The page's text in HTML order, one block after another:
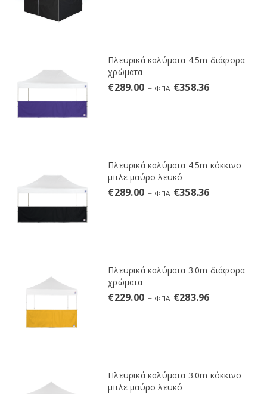
Πλευρικά καλύματα 4.5m διάφορα
χρώματα
€289.00 + ΦΠΑ €358.36
Πλευρικά καλύματα 4.5m κόκκινο
μπλε μαύρο λευκό
€289.00 + ΦΠΑ €358.36
Πλευρικά καλύματα 3.0m διάφορα
χρώματα
€229.00 + ΦΠΑ €283.96
Πλευρικά καλύματα 3.0m κόκκινο
μπλε μαύρο λευκό